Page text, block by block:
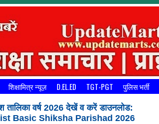
शिक्षामित्र न्यूज़ D.EL.ED TGT-PGT पुलिस भर्ती
तालिका वर्ष 2026 देखें व करें डाउनलोड:
Basic Shiksha Parishad 2026